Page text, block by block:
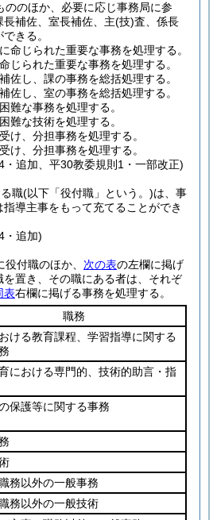
ののほか、必要に応じ事務局に参
補佐、室長補佐、主(技)査、係長
きる。
命じられた重要な事務を処理する。
じられた重要な事務を処理する。
佐し、課の事務を総括処理する。
佐し、室の事務を総括処理する。
難な事務を処理する。
難な技術を処理する。
け、分担事務を処理する。
け、分担事務を処理する。
・追加、平30教委規則1・一部改正)
職(以下「役付職」という。)は、事
導主事をもって充てることができ
・追加)
付職のほか、 次の表の左欄に掲げ
置き、その職にある者は、それぞ
表右欄に掲げる事務を処理する。
職務
ける教育課程、学習指導に関する
における専門的、技術的助言・指
保護等に関する事務
務以外の一般事務
務以外の一般技術